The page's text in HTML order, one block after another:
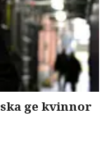
ge kvinnor